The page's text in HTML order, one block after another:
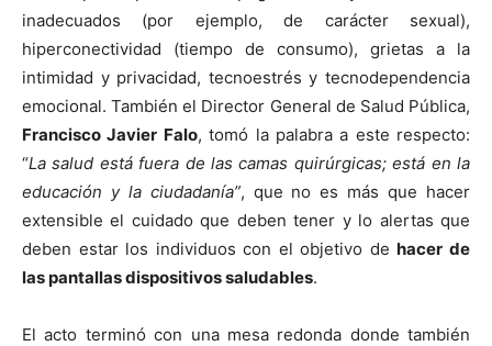
inadecuados (por ejemplo, de carácter sexual),
hiperconectividad (tiempo de consumo), grietas a la
intimidad y privacidad, tecnoestrés y tecnodependencia
emocional. También el Director General de Salud Pública,
Francisco Javier Falo, tomó la palabra a este respecto:
“La salud está fuera de las camas quirúrgicas; está en la
educación y la ciudadanía”, que no es más que hacer
extensible el cuidado que deben tener y lo alertas que
deben estar los individuos con el objetivo dehacer de
las pantallas dispositivos saludables.
El acto terminó con una mesa redonda donde también